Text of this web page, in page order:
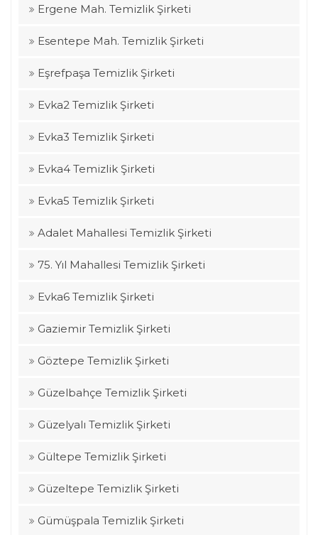
Ergene Mah. Temizlik Şirketi
Esentepe Mah. Temizlik Şirketi
Eşrefpaşa Temizlik Şirketi
Evka2 Temizlik Şirketi
Evka3 Temizlik Şirketi
Evka4 Temizlik Şirketi
Evka5 Temizlik Şirketi
Adalet Mahallesi Temizlik Şirketi
75. Yıl Mahallesi Temizlik Şirketi
Evka6 Temizlik Şirketi
Gaziemir Temizlik Şirketi
Göztepe Temizlik Şirketi
Güzelbahçe Temizlik Şirketi
Güzelyalı Temizlik Şirketi
Gültepe Temizlik Şirketi
Güzeltepe Temizlik Şirketi
Gümüşpala Temizlik Şirketi